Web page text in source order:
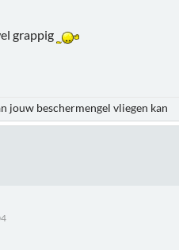
grappig
jouw beschermengel vliegen kan